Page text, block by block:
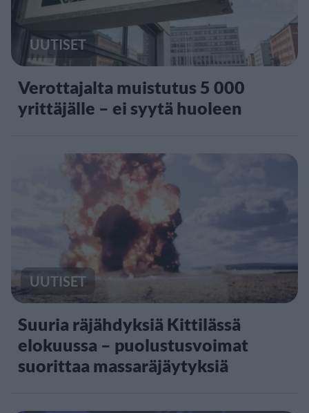
UUTISET
Verottajalta muistutus 5 000
yrittäjälle – ei syytä huoleen
UUTISET
Suuria räjähdyksiä Kittilässä
elokuussa – puolustusvoimat
suorittaa massaräjäytyksiä